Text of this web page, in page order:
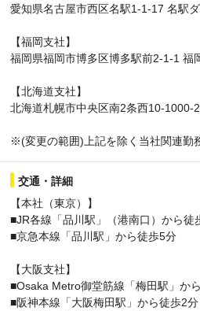
愛知県名古屋市西区名駅1-1-17 名駅
【福岡支社】
福岡県福岡市博多区博多駅前2-1-1 福
【北海道支社】
北海道札幌市中央区南2条西10-1000-
※(変更の範囲)上記を除く当社関連勤
交通・詳細
【本社（東京）】
■JR各線「品川駅」（港南口）から徒
■京急本線「品川駅」から徒歩5分
【大阪支社】
■Osaka Metro御堂筋線「梅田駅」か
■阪神本線「大阪梅田駅」から徒歩2分